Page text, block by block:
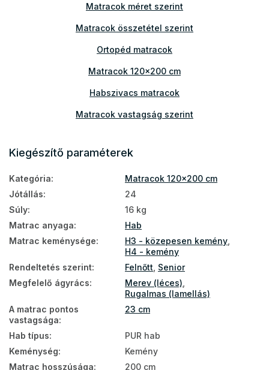
Matracok méret szerint
Matracok összetétel szerint
Ortopéd matracok
Matracok 120x200 cm
Habszivacs matracok
Matracok vastagság szerint
Vastag matracok
PUR hab matracok
Szállodai matracok
Szlovák matracok
Matracok a földre
Földön használható matracok
Matracok állítható ágyrácsra
Matracok keménység szerint
Egészségügyi matracok
Antiallergén matracok
Kiegészítő paraméterek
Kategória:
Matracok 120x200 cm
Jótállás:
24
Súly:
16 kg
Matrac anyaga:
Hab
Matrac keménysége: H3 - közepesen kemény
H4 - kemény
Rendeltetés szerint: Felnőtt Senior
Megfelelő ágyrács: Merev (léces)
Rugalmas (lamellás)
A matrac pontos
vastagsága:
23 cm
Hab típus:
PUR hab
Keménység:
Kemény
Matrac hosszúsága:
200 cm